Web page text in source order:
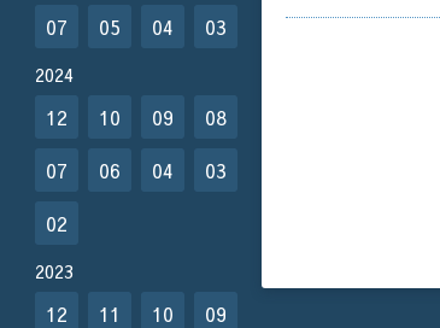
07
05 04 03
2024
12 10 09
08
07
06 04
03
02
2023
12 11 10
09